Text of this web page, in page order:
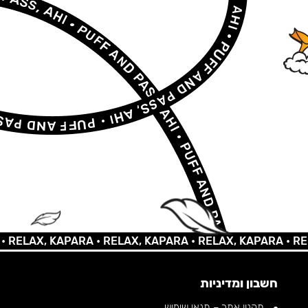
KAPARA •RELAX, KAPARA •RELAX, KAPARA •RELAX,
חשבון ומדיניות